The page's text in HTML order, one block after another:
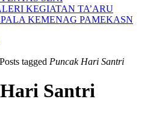
KEGIATAN TA’ARU
KEMENAG PAMEKASN
Posts tagged Puncak Hari Santri
Santri